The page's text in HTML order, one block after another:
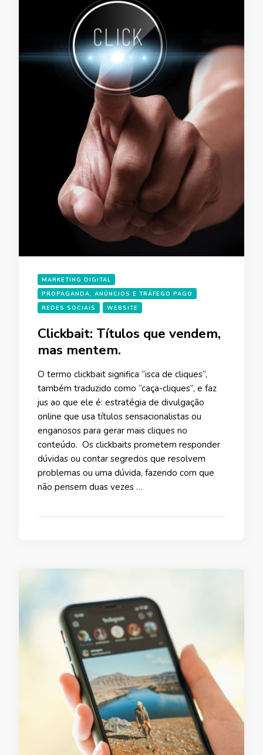
MARKETING DIGITAL
PROPAGANDA, ANÚNCIOS E TRÁFEGO PAGO
REDES SOCIAIS
WEBSITE
Clickbait: Títulos que vendem,
mas mentem.
O termo clickbait significa “isca de cliques”,
também traduzido como “caça-cliques”, e faz
jus ao que ele é: estratégia de divulgação
online que usa títulos sensacionalistas ou
enganosos para gerar mais cliques no
conteúdo. Os clickbaits prometem responder
dúvidas ou contar segredos que resolvem
problemas ou uma dúvida, fazendo com que
não pensem duas vezes …